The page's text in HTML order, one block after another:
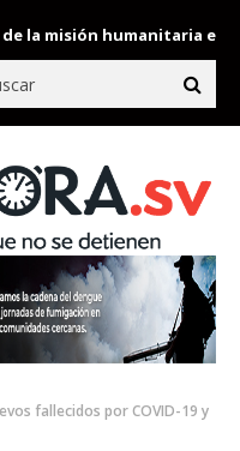
misión humanitaria enviada
fallecidos por COVID-19 y